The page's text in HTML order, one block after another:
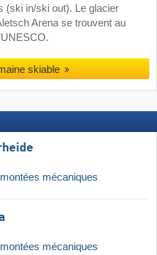
(ski in/ski out). Le glacier
Arena se trouvent au
skiable
mécaniques
mécaniques